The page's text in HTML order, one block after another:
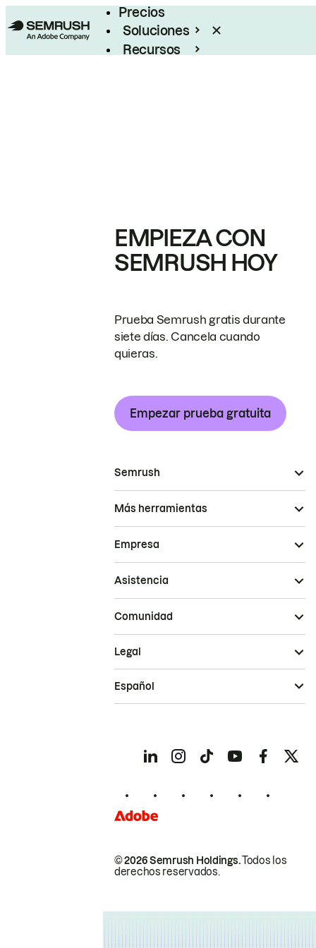
Precios
Soluciones
Recursos
EMPIEZA CON
SEMRUSH HOY
Prueba Semrush gratis durante
siete días. Cancela cuando
quieras.
Empezar prueba gratuita
Semrush
Más herramientas
Empresa
Asistencia
Comunidad
© 2026 Semrush Holdings.Todos los
derechos reservados.
Legal
Español